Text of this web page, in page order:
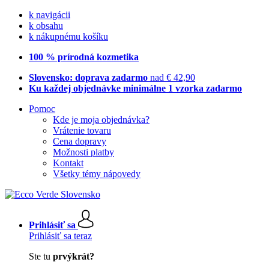
k navigácii
k obsahu
k nákupnému košíku
100 % prírodná kozmetika
Slovensko: doprava zadarmo nad € 42,90
Ku každej objednávke minimálne 1 vzorka zadarmo
Pomoc
Kde je moja objednávka?
Vrátenie tovaru
Cena dopravy
Možnosti platby
Kontakt
Všetky témy nápovedy
Prihlásiť sa
Prihlásiť sa teraz
Ste tu prvýkrát?